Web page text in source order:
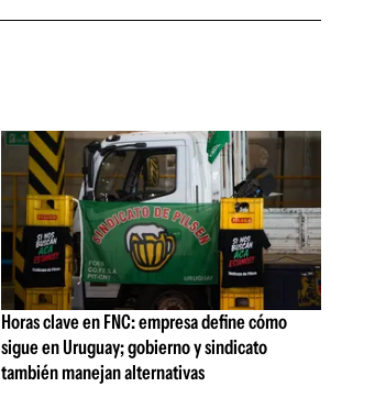
Horas clave en FNC: empresa define cómo
sigue en Uruguay; gobierno y sindicato
también manejan alternativas